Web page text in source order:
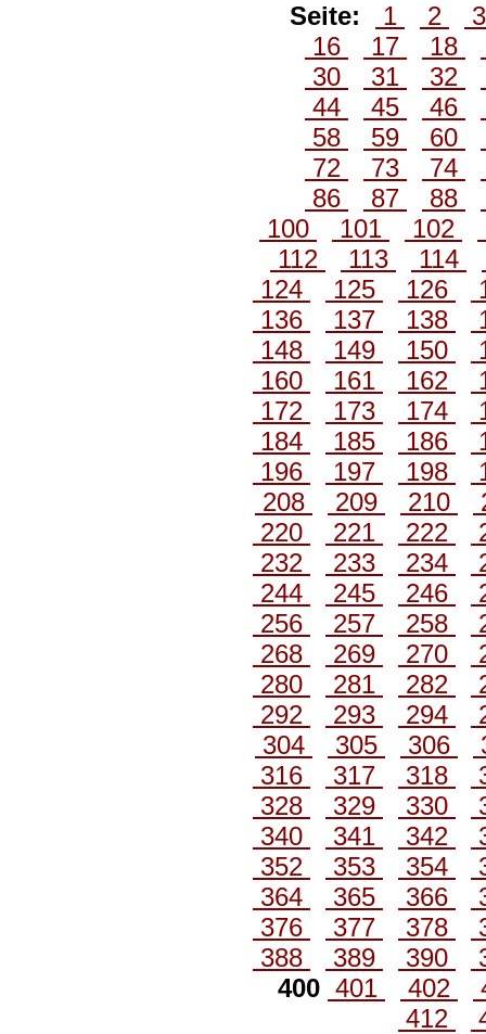
Seite: 1 2
16
17 18
30
31 32
44
45 46
58
59 60
72
73 74
86
87 88
100
101 102
112
113 114
124
125 126
136
137 138
148
149 150
160
161 162
172
173 174
184
185 186
196
197 198
208
209 210
220
221 222
232
233 234
244
245 246
256
257 258
268
269 270
280
281 282
292
293 294
304
305 306
316
317 318
328
329 330
340
341 342
352
353 354
364
365 366
376
377 378
388
389 390
400 401 402
412